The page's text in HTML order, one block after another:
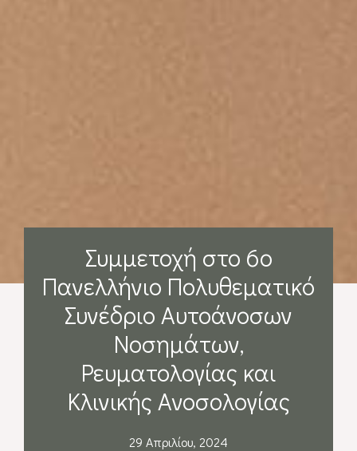
Συμμετοχή στο 6ο
Πανελλήνιο Πολυθεµατικό
Συνέδριο Αυτοάνοσων
Νοσηµάτων,
Ρευµατολογίας και
Κλινικής Ανοσολογίας
29 Απριλίου, 2024